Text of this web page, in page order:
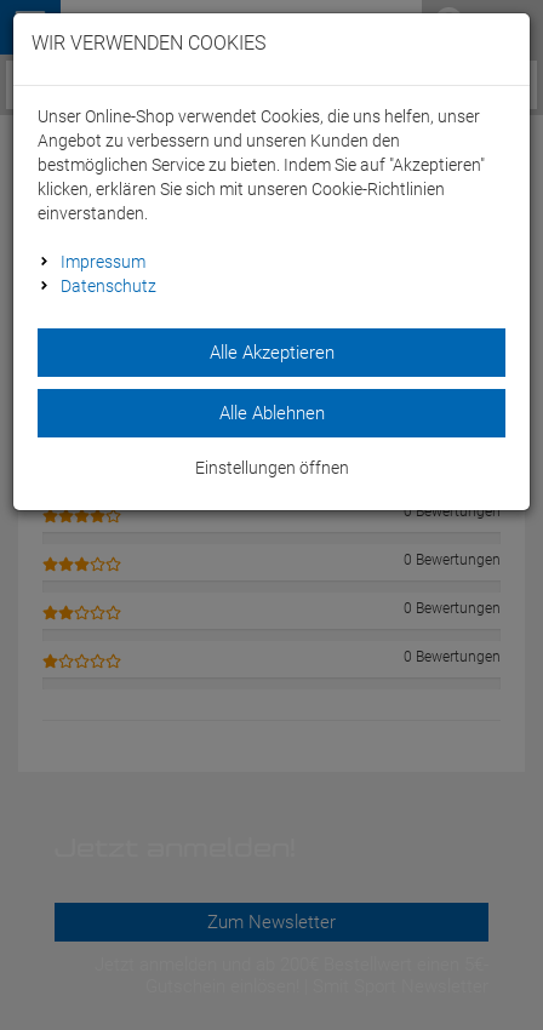
Menü
Service / Hilfe
Kundenbewertungen
0
Einloggen und Bewertung schreiben
0 Bewertungen
0 Bewertungen
0 Bewertungen
0 Bewertungen
Zum Newsletter
WIR VERWENDEN COOKIES
Unser Online-Shop verwendet Cookies, die uns helfen, unser
Angebot zu verbessern und unseren Kunden den
bestmöglichen Service zu bieten. Indem Sie auf "Akzeptieren"
klicken, erklären Sie sich mit unseren Cookie-Richtlinien
einverstanden.
Impressum
Datenschutz
Alle Akzeptieren
Alle Ablehnen
Einstellungen öffnen